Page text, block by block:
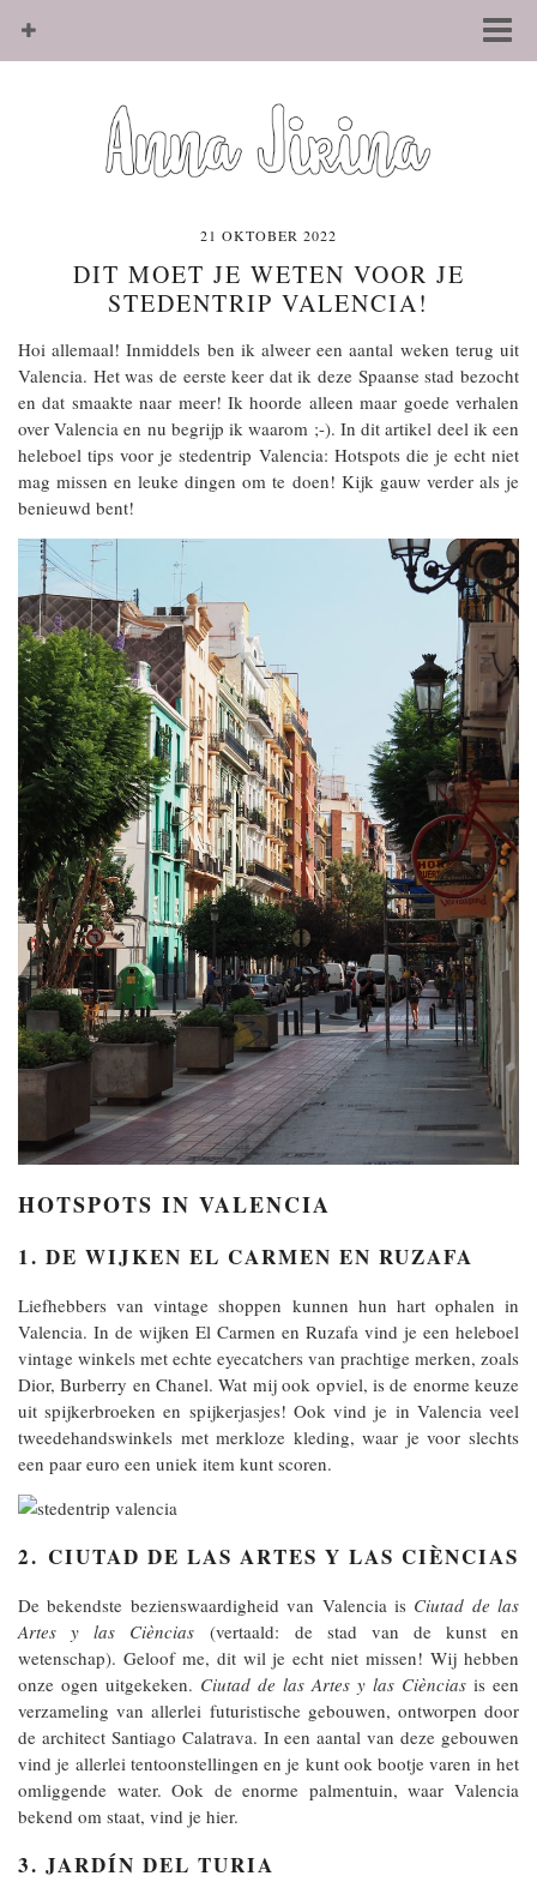
21 OKTOBER 2022
DIT MOET JE WETEN VOOR JE
STEDENTRIP VALENCIA!
Hoi allemaal! Inmiddels ben ik alweer een aantal weken terug uit
Valencia. Het was de eerste keer dat ik deze Spaanse stad bezocht
en dat smaakte naar meer! Ik hoorde alleen maar goede verhalen
over Valencia en nu begrijp ik waarom ;-). In dit artikel deel ik een
heleboel tips voor je stedentrip Valencia: Hotspots die je echt niet
mag missen en leuke dingen om te doen! Kijk gauw verder als je
benieuwd bent!
HOTSPOTS IN VALENCIA
1. DE WIJKEN EL CARMEN EN RUZAFA
Liefhebbers van vintage shoppen kunnen hun hart ophalen in
Valencia. In de wijken El Carmen en Ruzafa vind je een heleboel
vintage winkels met echte eyecatchers van prachtige merken, zoals
Dior, Burberry en Chanel. Wat mij ook opviel, is de enorme keuze
uit spijkerbroeken en spijkerjasjes! Ook vind je in Valencia veel
tweedehandswinkels met merkloze kleding, waar je voor slechts
een paar euro een uniek item kunt scoren.
2. CIUTAD DE LAS ARTES Y LAS CIÈNCIAS
De bekendste bezienswaardigheid van Valencia is Ciutad de las
Artes y las Cièncias (vertaald: de stad van de kunst en
wetenschap). Geloof me, dit wil je echt niet missen! Wij hebben
onze ogen uitgekeken. Ciutad de las Artes y las Cièncias is een
verzameling van allerlei futuristische gebouwen, ontworpen door
de architect Santiago Calatrava. In een aantal van deze gebouwen
vind je allerlei tentoonstellingen en je kunt ook bootje varen in het
omliggende water. Ook de enorme palmentuin, waar Valencia
bekend om staat, vind je hier.
3. JARDÍN DEL TURIA